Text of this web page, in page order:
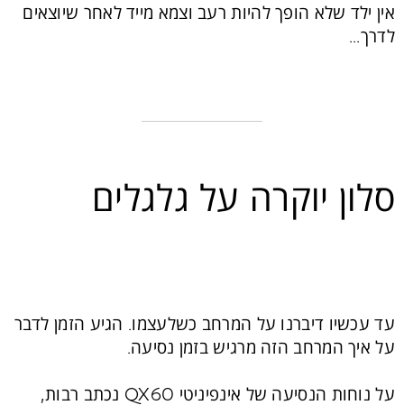
אין ילד שלא הופך להיות רעב וצמא מייד לאחר שיוצאים
לדרך...
סלון יוקרה על גלגלים
עד עכשיו דיברנו על המרחב כשלעצמו. הגיע הזמן לדבר
על איך המרחב הזה מרגיש בזמן נסיעה.
על נוחות הנסיעה של אינפיניטי QX60 נכתב רבות,